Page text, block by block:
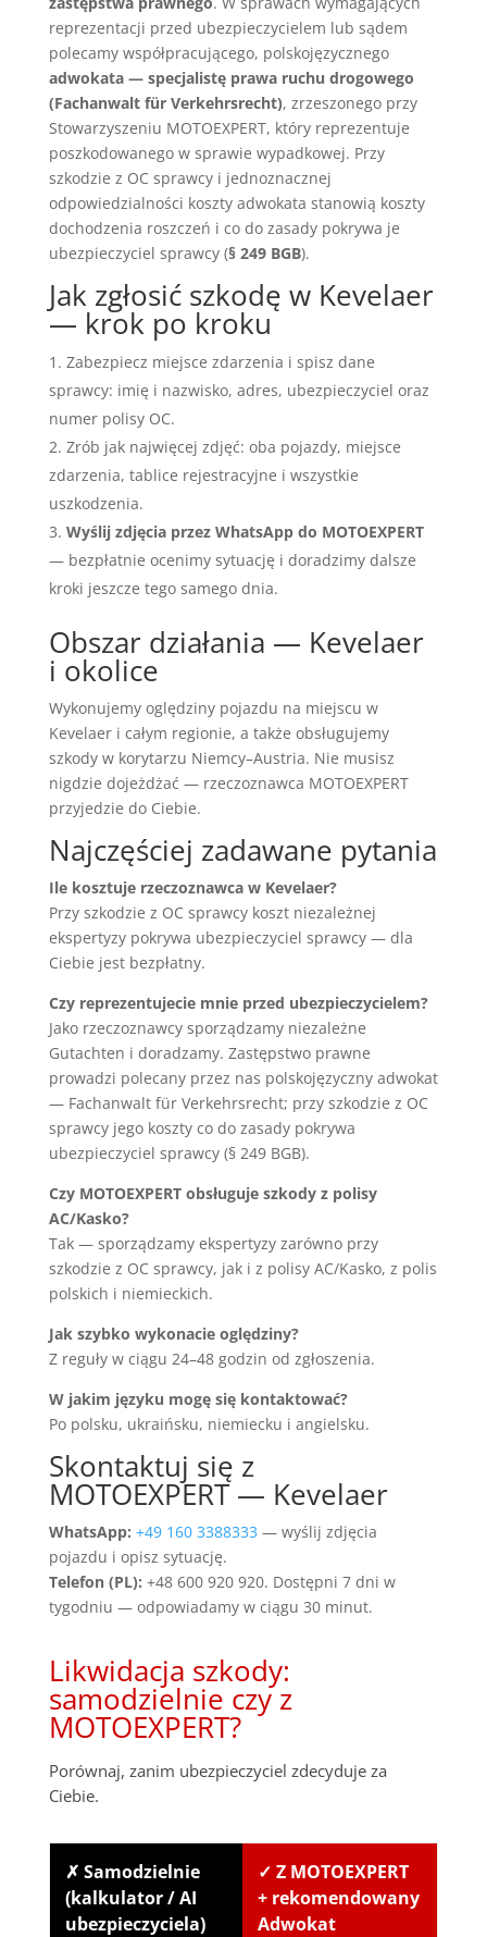
reprezentacji przed ubezpieczycielem lub sądem
polecamy współpracującego, polskojęzycznego
adwokata — specjalistę prawa ruchu drogowego
(Fachanwalt für Verkehrsrecht), zrzeszonego przy
Stowarzyszeniu MOTOEXPERT, który reprezentuje
poszkodowanego w sprawie wypadkowej. Przy
szkodzie z OC sprawcy i jednoznacznej
odpowiedzialności koszty adwokata stanowią koszty
dochodzenia roszczeń i co do zasady pokrywa je
ubezpieczyciel sprawcy (§ 249 BGB).
Jak zgłosić szkodę w Kevelaer
— krok po kroku
Zabezpiecz miejsce zdarzenia i spisz dane
sprawcy: imię i nazwisko, adres, ubezpieczyciel oraz
numer polisy OC.
Zrób jak najwięcej zdjęć: oba pojazdy, miejsce
zdarzenia, tablice rejestracyjne i wszystkie
uszkodzenia.
Wyślij zdjęcia przez WhatsApp do MOTOEXPERT
— bezpłatnie ocenimy sytuację i doradzimy dalsze
kroki jeszcze tego samego dnia.
Obszar działania — Kevelaer
i okolice
Wykonujemy oględziny pojazdu na miejscu w
Kevelaer i całym regionie, a także obsługujemy
szkody w korytarzu Niemcy–Austria. Nie musisz
nigdzie dojeżdżać — rzeczoznawca MOTOEXPERT
przyjedzie do Ciebie.
Najczęściej zadawane pytania
Ile kosztuje rzeczoznawca w Kevelaer?
Przy szkodzie z OC sprawcy koszt niezależnej
ekspertyzy pokrywa ubezpieczyciel sprawcy — dla
Ciebie jest bezpłatny.
Czy reprezentujecie mnie przed ubezpieczycielem?
Jako rzeczoznawcy sporządzamy niezależne
Gutachten i doradzamy. Zastępstwo prawne
prowadzi polecany przez nas polskojęzyczny adwokat
— Fachanwalt für Verkehrsrecht; przy szkodzie z OC
sprawcy jego koszty co do zasady pokrywa
ubezpieczyciel sprawcy (§ 249 BGB).
Czy MOTOEXPERT obsługuje szkody z polisy
AC/Kasko?
Tak — sporządzamy ekspertyzy zarówno przy
szkodzie z OC sprawcy, jak i z polisy AC/Kasko, z polis
polskich i niemieckich.
Jak szybko wykonacie oględziny?
Z reguły w ciągu 24–48 godzin od zgłoszenia.
W jakim języku mogę się kontaktować?
Po polsku, ukraińsku, niemiecku i angielsku.
Skontaktuj się z
MOTOEXPERT — Kevelaer
WhatsApp: +49 160 3388333 — wyślij zdjęcia
pojazdu i opisz sytuację.
Telefon (PL): +48 600 920 920. Dostępni 7 dni w
tygodniu — odpowiadamy w ciągu 30 minut.
Likwidacja szkody:
samodzielnie czy z
MOTOEXPERT?
Porównaj, zanim ubezpieczyciel zdecyduje za
Ciebie.
✗ Samodzielnie
(kalkulator / AI
ubezpieczyciela)
✓ Z MOTOEXPERT
+ rekomendowany
Adwokat